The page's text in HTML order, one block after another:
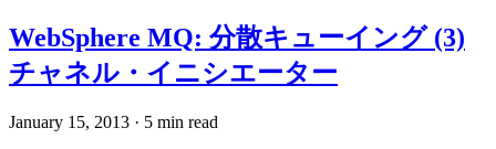
WebSphere MQ: 分散キューイング (3)
チャネル・イニシエーター
January 15, 2013 · 5 min read